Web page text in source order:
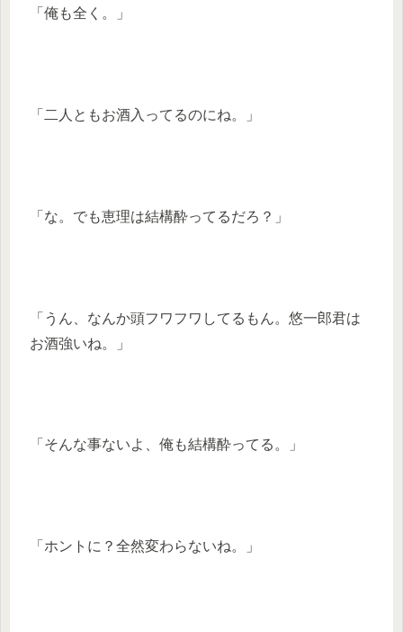
「俺も全く。」
「二人ともお酒入ってるのにね。」
「な。でも恵理は結構酔ってるだろ？」
「うん、なんか頭フワフワしてるもん。悠一郎君は
お酒強いね。」
「そんな事ないよ、俺も結構酔ってる。」
「ホントに？全然変わらないね。」